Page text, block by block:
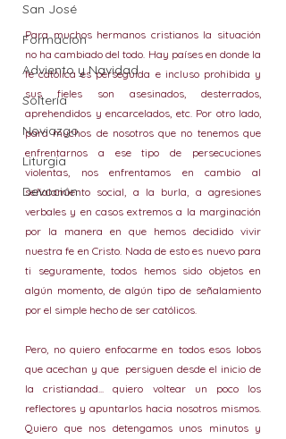
San José
Formación
Adviento y Navidad
Soltería
Noviazgo
Liturgia
Devoción
Para muchos hermanos cristianos la situación
no ha cambiado del todo. Hay países en donde la
fe católica es perseguida e incluso prohibida y
sus fieles son asesinados, desterrados,
aprehendidos y encarcelados, etc. Por otro lado,
para muchos de nosotros que no tenemos que
enfrentarnos a ese tipo de persecuciones
violentas, nos enfrentamos en cambio al
señalamiento social, a la burla, a agresiones
verbales y en casos extremos a la marginación
por la manera en que hemos decidido vivir
nuestra fe en Cristo. Nada de esto es nuevo para
ti seguramente, todos hemos sido objetos en
algún momento, de algún tipo de señalamiento
por el simple hecho de ser católicos.
Pero, no quiero enfocarme en todos esos lobos
que acechan y que  persiguen desde el inicio de
la cristiandad... quiero voltear un poco los
reflectores y apuntarlos hacia nosotros mismos.
Quiero que nos detengamos unos minutos y